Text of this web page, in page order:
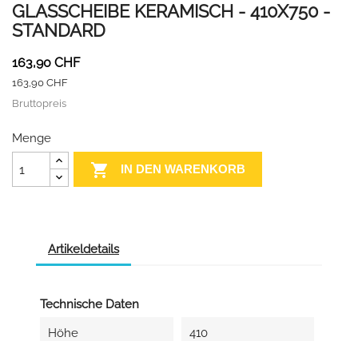
GLASSCHEIBE KERAMISCH - 410X750 -
STANDARD
163,90 CHF
163,90 CHF
Bruttopreis
Menge
 IN DEN WARENKORB
Artikeldetails
Technische Daten
Höhe
410